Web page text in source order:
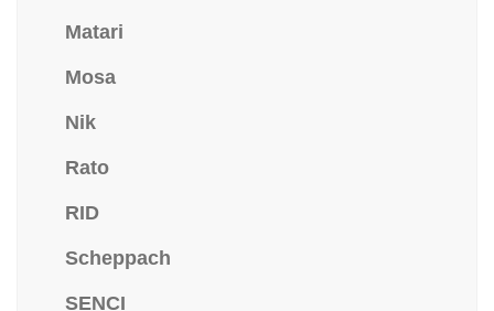
Matari
Mosa
Nik
Rato
RID
Scheppach
SENCI